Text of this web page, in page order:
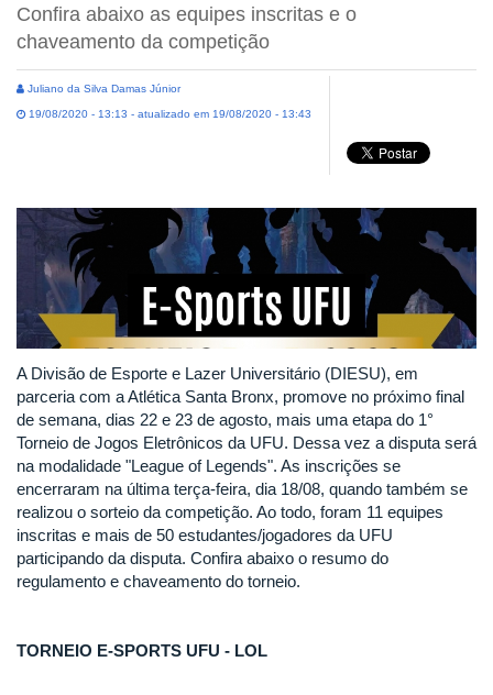
Confira abaixo as equipes inscritas e o
chaveamento da competição
Juliano da Silva Damas Júnior
19/08/2020 - 13:13 - atualizado em 19/08/2020 - 13:43
A Divisão de Esporte e Lazer Universitário (DIESU), em
parceria com a Atlética Santa Bronx, promove no próximo final
de semana, dias 22 e 23 de agosto, mais uma etapa do 1°
Torneio de Jogos Eletrônicos da UFU. Dessa vez a disputa será
na modalidade "League of Legends". As inscrições se
encerraram na última terça-feira, dia 18/08, quando também se
realizou o sorteio da competição. Ao todo, foram 11 equipes
inscritas e mais de 50 estudantes/jogadores da UFU
participando da disputa. Confira abaixo o resumo do
regulamento e chaveamento do torneio.
TORNEIO E-SPORTS UFU - LOL